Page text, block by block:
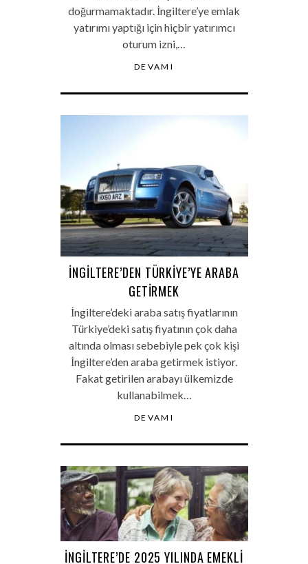
doğurmamaktadır. İngiltere’ye emlak
yatırımı yaptığı için hiçbir yatırımcı
oturum izni,…
DEVAMI
İNGILTERE’DEN TÜRKIYE’YE ARABA
GETIRMEK
İngiltere’deki araba satış fiyatlarının
Türkiye’deki satış fiyatının çok daha
altında olması sebebiyle pek çok kişi
İngiltere’den araba getirmek istiyor.
Fakat getirilen arabayı ülkemizde
kullanabilmek…
DEVAMI
İNGILTERE’DE 2025 YILINDA EMEKLI